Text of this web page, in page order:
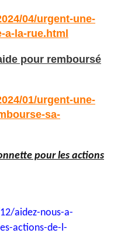
04/urgent-une-
la-rue.html
pour remboursé
01/urgent-une-
sa-
pour les actions
12/aidez-nous-a-
actions-de-l-